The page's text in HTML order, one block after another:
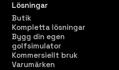
Lösningar
Butik
Kompletta lösningar
Bygg din egen
golfsimulator
Kommersiellt bruk
Varumärken